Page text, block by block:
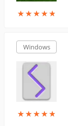
★★★★★
★★★★★
Windows
★★★★★
★★★★★